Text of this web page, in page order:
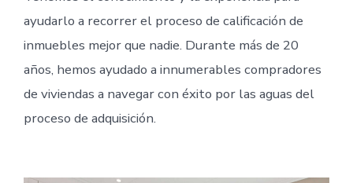
ayudarlo a recorrer el proceso de calificación de
inmuebles mejor que nadie. Durante más de 20
años, hemos ayudado a innumerables compradores
de viviendas a navegar con éxito por las aguas del
proceso de adquisición.